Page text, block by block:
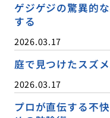
ゲジゲジの驚異的
する
2026.03.17
庭で見つけたスズ
2026.03.17
プロが直伝する不